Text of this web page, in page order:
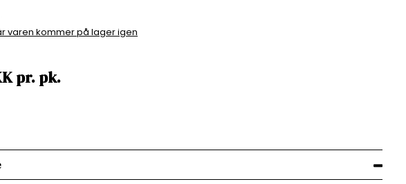
varen kommer på lager igen
pr. pk.